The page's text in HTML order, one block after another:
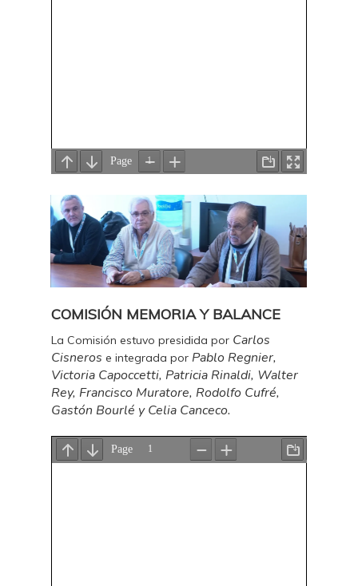
COMISIÓN MEMORIA Y BALANCE
La Comisión estuvo presidida por Carlos
Cisneros e integrada por Pablo Regnier,
Victoria Capoccetti, Patricia Rinaldi, Walter
Rey, Francisco Muratore, Rodolfo Cufré,
Gastón Bourlé y Celia Canceco.